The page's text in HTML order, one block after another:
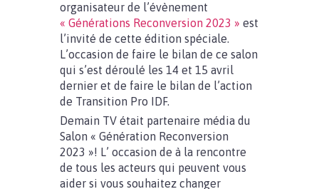
organisateur de l’évènement
« Générations Reconversion 2023 » est
l’invité de cette édition spéciale.
L’occasion de faire le bilan de ce salon
qui s’est déroulé les 14 et 15 avril
dernier et de faire le bilan de l’action
de Transition Pro IDF.
Demain TV était partenaire média du
Salon « Génération Reconversion
2023 »! L’ occasion de à la rencontre
de tous les acteurs qui peuvent vous
aider si vous souhaitez changer